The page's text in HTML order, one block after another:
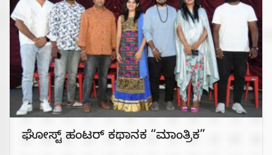
ಘೋಸ್ಟ್ ಹಂಟರ್ ಕಥಾನಕ “ಮಾಂತ್ರಿಕ”